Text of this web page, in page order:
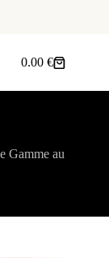
0.00€
Gamme au